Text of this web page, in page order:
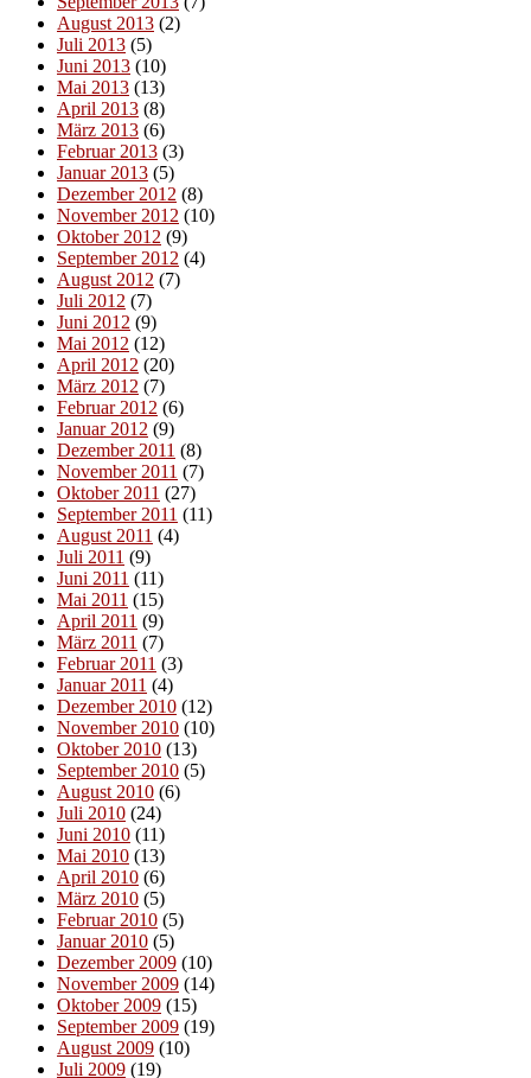
August 2013 (2)
Juli 2013 (5)
Juni 2013 (10)
Mai 2013 (13)
April 2013 (8)
März 2013 (6)
Februar 2013 (3)
Januar 2013 (5)
Dezember 2012 (8)
November 2012 (10)
Oktober 2012 (9)
September 2012 (4)
August 2012 (7)
Juli 2012 (7)
Juni 2012 (9)
Mai 2012 (12)
April 2012 (20)
März 2012 (7)
Februar 2012 (6)
Januar 2012 (9)
Dezember 2011 (8)
November 2011 (7)
Oktober 2011 (27)
September 2011 (11)
August 2011 (4)
Juli 2011 (9)
Juni 2011 (11)
Mai 2011 (15)
April 2011 (9)
März 2011 (7)
Februar 2011 (3)
Januar 2011 (4)
Dezember 2010 (12)
November 2010 (10)
Oktober 2010 (13)
September 2010 (5)
August 2010 (6)
Juli 2010 (24)
Juni 2010 (11)
Mai 2010 (13)
April 2010 (6)
März 2010 (5)
Februar 2010 (5)
Januar 2010 (5)
Dezember 2009 (10)
November 2009 (14)
Oktober 2009 (15)
September 2009 (19)
August 2009 (10)
Juli 2009 (19)